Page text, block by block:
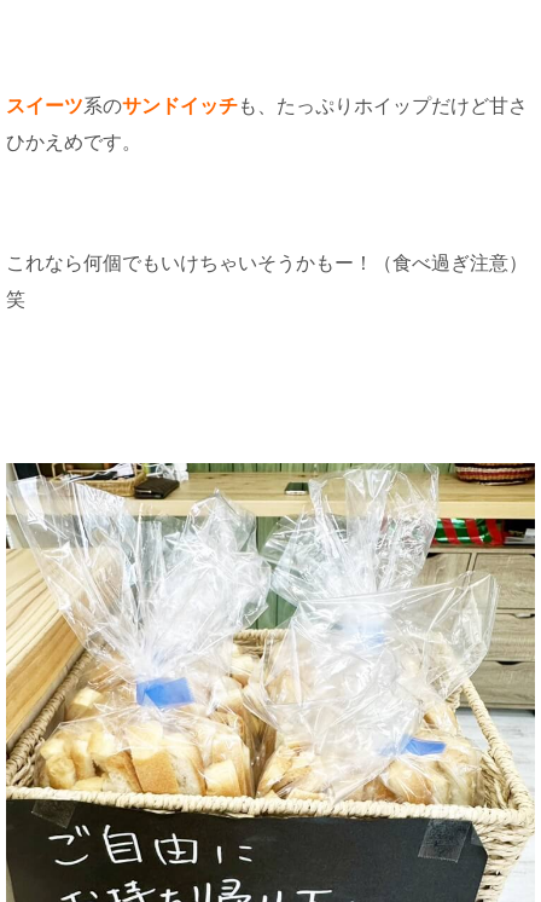
スイーツ系のサンドイッチも、たっぷりホイップだけど甘さ
ひかえめです。
これなら何個でもいけちゃいそうかもー！（食べ過ぎ注意）
笑